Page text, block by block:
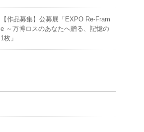
【作品募集】公募展「EXPO Re-Fram
e ～万博ロスのあなたへ贈る、記憶の
1枚」